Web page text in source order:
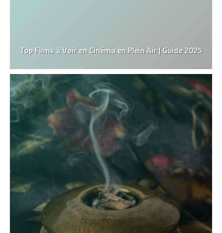
Top Films à Voir en Cinéma en Plein Air | Guide 2025